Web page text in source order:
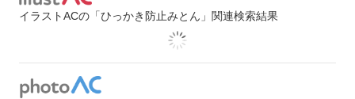
イラストACの「ひっかき防止みとん」関連検索結果